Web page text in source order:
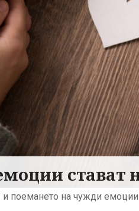
стават
и поемането на чужди емоции